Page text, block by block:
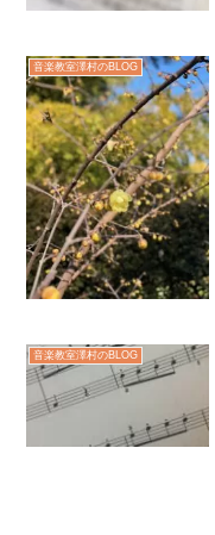
音楽教室澤村のBLOG
音楽教室澤村のBLOG